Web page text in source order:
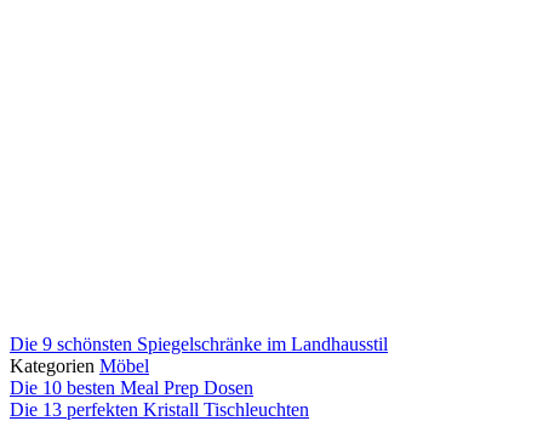
Die 9 schönsten Spiegelschränke im Landhausstil
Kategorien Möbel
Die 10 besten Meal Prep Dosen
Die 13 perfekten Kristall Tischleuchten